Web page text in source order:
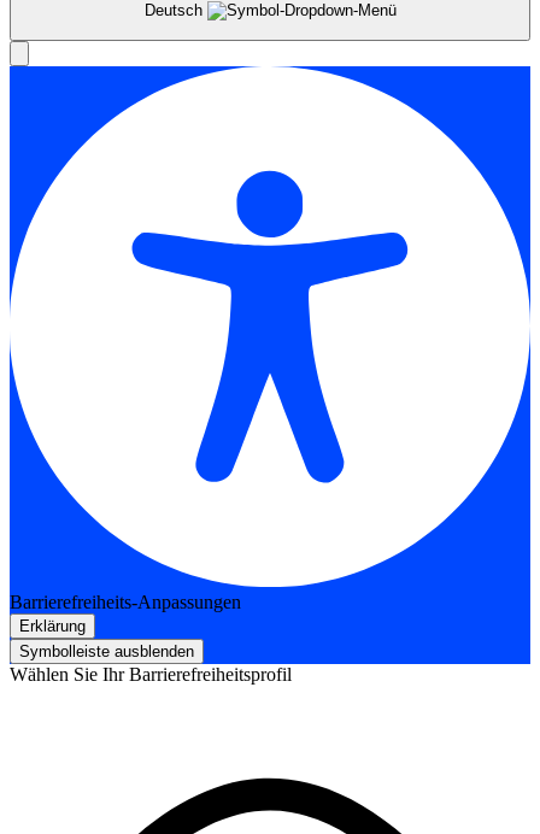
Deutsch
Barrierefreiheits-Anpassungen
Erklärung
Symbolleiste ausblenden
Wählen Sie Ihr Barrierefreiheitsprofil